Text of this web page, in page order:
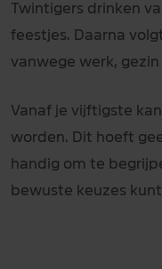
Twintigers drinken
feestjes. Daarna
vanwege werk,
Vanaf je vijftigste
worden. Dit hoeft
handig om te
bewuste keuzes